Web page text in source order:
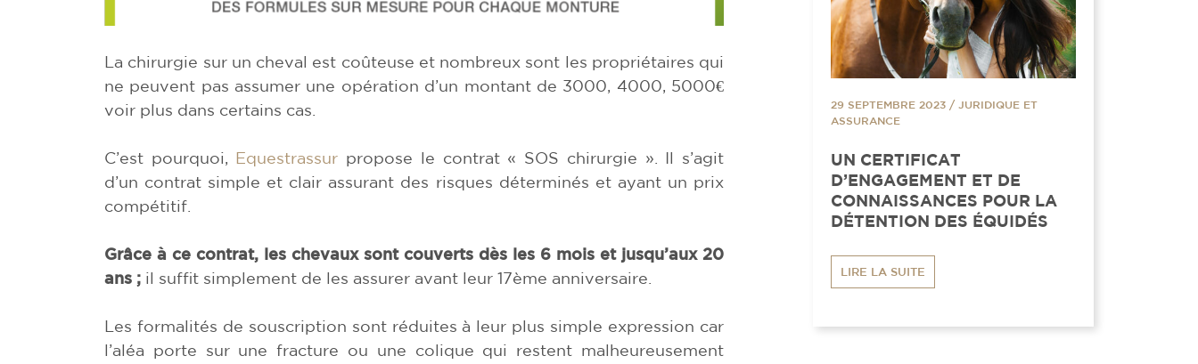
La chirurgie sur un cheval est coûteuse et nombreux sont les propriétaires qui
ne peuvent pas assumer une opération d’un montant de 3000, 4000, 5000€
voir plus dans certains cas.
C’est pourquoi, Equestrassur propose le contrat « SOS chirurgie ». Il s’agit
d’un contrat simple et clair assurant des risques déterminés et ayant un prix
compétitif.
Grâce à ce contrat, les chevaux sont couverts dès les 6 mois et jusqu’aux 20
ans ; il suffit simplement de les assurer avant leur 17ème anniversaire.
Les formalités de souscription sont réduites à leur plus simple expression car
l’aléa porte sur une fracture ou une colique qui restent malheureusement
29 SEPTEMBRE 2023 / JURIDIQUE ET
ASSURANCE
UN CERTIFICAT
D’ENGAGEMENT ET DE
CONNAISSANCES POUR LA
DÉTENTION DES ÉQUIDÉS
LIRE LA SUITE